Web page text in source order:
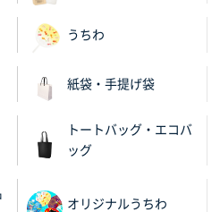
ファイル
300枚
、データが残っている点が良か
100P100枚
から
うちわ
紙袋・手提げ袋
トートバッグ・エコバ
ッグ
オリジナルうちわ